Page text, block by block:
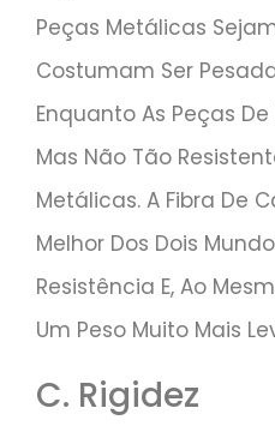
Peças Metálicas
Costumam Ser
Enquanto As Peças
Mas Não Tão
Metálicas. A Fibra De
Melhor Dos Dois
Resistência E, Ao
Um Peso Muito Mais
C. Rigidez